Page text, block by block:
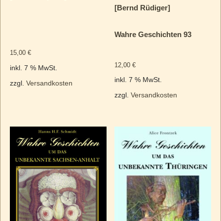
15,00 €
inkl. 7 % MwSt.
zzgl. Versandkosten
[Bernd Rüdiger]
Wahre Geschichten 93
12,00€
inkl. 7 % MwSt.
zzgl.Versandkosten